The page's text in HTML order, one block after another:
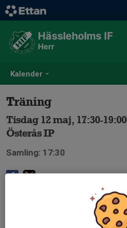
Kalender
Hässleholms IF
Herr
Träning
Tisdag 12 maj, 17:30-19:00
Österås IP
Samling: 17:30